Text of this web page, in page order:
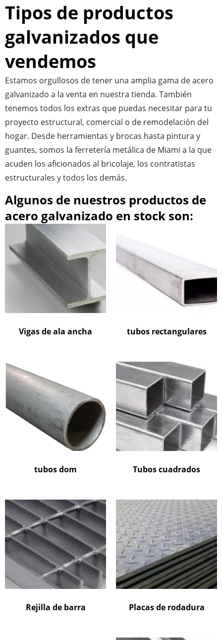
Tipos de productos
galvanizados que
vendemos
Estamos orgullosos de tener una amplia gama de acero
galvanizado a la venta en nuestra tienda. También
tenemos todos los extras que puedas necesitar para tu
proyecto estructural, comercial o de remodelación del
hogar. Desde herramientas y brocas hasta pintura y
guantes, somos la ferretería metálica de Miami a la que
acuden los aficionados al bricolaje, los contratistas
estructurales y todos los demás.
Algunos de nuestros productos de
acero galvanizado en stock son:
Vigas de ala ancha tubos rectangulares
tubos dom Tubos cuadrados
Rejilla de barra Placas de rodadura